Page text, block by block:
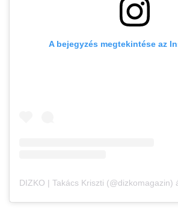
A bejegyzés megtekintése az